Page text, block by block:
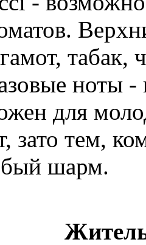
табак,
ноты -
для
зато тем,
шарм.